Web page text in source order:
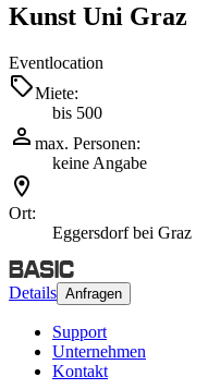
Kunst Uni Graz
Eventlocation
Miete:
bis 500
max. Personen:
keine Angabe
Ort:
Eggersdorf bei Graz
Details Anfragen
Support
Unternehmen
Kontakt